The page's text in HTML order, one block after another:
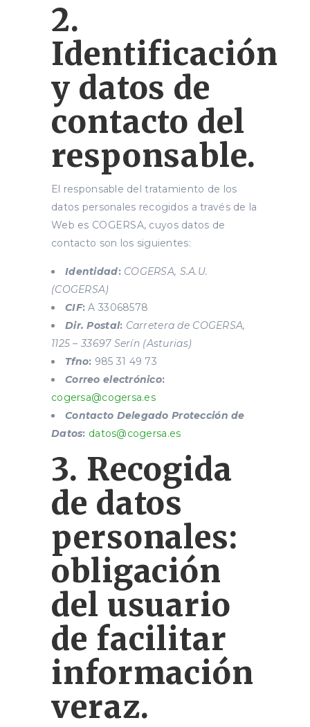
2.
Identificación
y datos de
contacto del
responsable.
El responsable del tratamiento de los
datos personales recogidos a través de la
Web es COGERSA, cuyos datos de
contacto son los siguientes:
Identidad: COGERSA, S.A.U.
(COGERSA)
CIF: A 33068578
Dir. Postal: Carretera de COGERSA,
1125 – 33697 Serín (Asturias)
Tfno: 985 31 49 73
Correo electrónico:
cogersa@cogersa.es
Contacto Delegado Protección de
Datos: datos@cogersa.es
3. Recogida
de datos
personales:
obligación
del usuario
de facilitar
información
veraz.